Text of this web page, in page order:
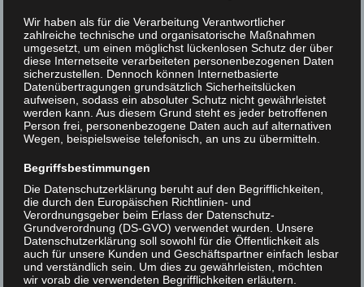
DSC07731
Wir haben als für die Verarbeitung Verantwortlicher
zahlreiche technische und organisatorische Maßnahmen
umgesetzt, um einen möglichst lückenlosen Schutz der über
diese Internetseite verarbeiteten personenbezogenen Daten
sicherzustellen. Dennoch können Internetbasierte
Datenübertragungen grundsätzlich Sicherheitslücken
aufweisen, sodass ein absoluter Schutz nicht gewährleistet
werden kann. Aus diesem Grund steht es jeder betroffenen
Person frei, personenbezogene Daten auch auf alternativen
Wegen, beispielsweise telefonisch, an uns zu übermitteln.
Begriffsbestimmungen
Die Datenschutzerklärung beruht auf den Begrifflichkeiten,
die durch den Europäischen Richtlinien- und
Verordnungsgeber beim Erlass der Datenschutz-
Grundverordnung (DS-GVO) verwendet wurden. Unsere
Datenschutzerklärung soll sowohl für die Öffentlichkeit als
auch für unsere Kunden und Geschäftspartner einfach lesbar
und verständlich sein. Um dies zu gewährleisten, möchten
wir vorab die verwendeten Begrifflichkeiten erläutern.